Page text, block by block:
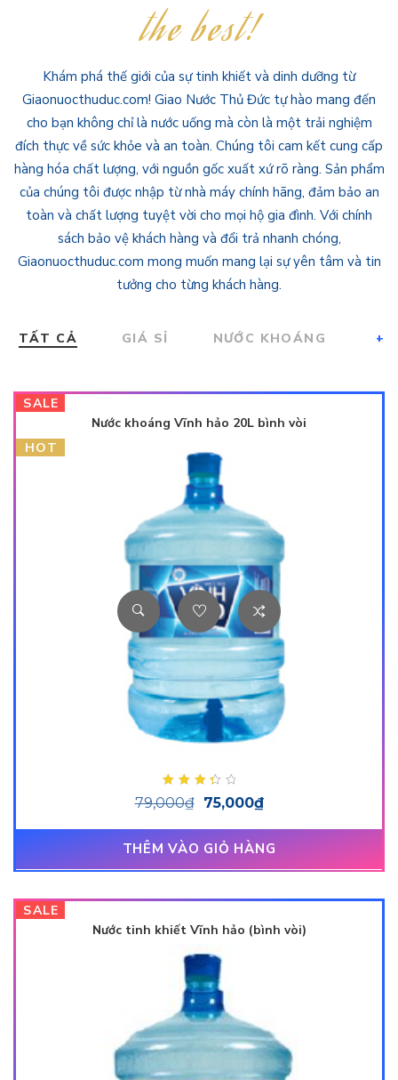
the best!
Khám phá thế giới của sự tinh khiết và dinh dưỡng từ
Giaonuocthuduc.com! Giao Nước Thủ Đức tự hào mang đến
cho bạn không chỉ là nước uống mà còn là một trải nghiệm
đích thực về sức khỏe và an toàn. Chúng tôi cam kết cung cấp
hàng hóa chất lượng, với nguồn gốc xuất xứ rõ ràng. Sản phẩm
của chúng tôi được nhập từ nhà máy chính hãng, đảm bảo an
toàn và chất lượng tuyệt vời cho mọi hộ gia đình. Với chính
sách bảo vệ khách hàng và đổi trả nhanh chóng,
Giaonuocthuduc.com mong muốn mang lại sự yên tâm và tin
tưởng cho từng khách hàng.
TẤT CẢ GIÁ SỈ NƯỚC KHOÁNG +
SALE
HOT
Nước khoáng Vĩnh hảo 20L bình vòi
Được xếp
hạng3.50
5
79,000₫ 75,000₫
THÊM VÀO GIỎ HÀNG
SALE
Nước tinh khiết Vĩnh hảo (bình vòi)